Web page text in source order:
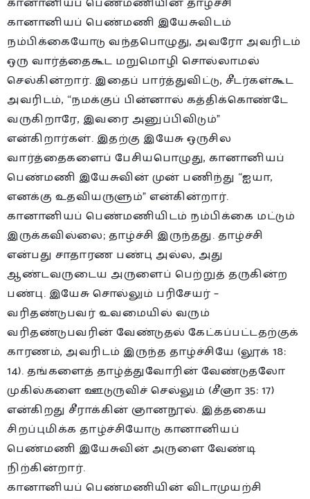
கானானியப் பெண்மணி இயேசுவிடம்
நம்பிக்கையோடு வந்தபொழுது, அவரோ அவரிடம்
ஒரு வார்த்தைகூட மறுமொழி சொல்லாமல்
செல்கின்றார். இதைப் பார்த்துவிட்டு, சீடர்கள்கூட
அவரிடம், “நமக்குப் பின்னால் கத்திக்கொண்டே
வருகிறாரே, இவரை அனுப்பிவிடும்”
என்கிறார்கள். இதற்கு இயேசு ஒருசில
வார்த்தைகளைப் பேசியபொழுது, கானானியப்
பெண்மணி இயேசுவின் முன் பணிந்து “ஐயா,
எனக்கு உதவியருளும்” என்கின்றார்.
கானானியப் பெண்மணியிடம் நம்பிக்கை மட்டும்
இருக்கவில்லை; தாழ்ச்சி இருந்தது. தாழ்ச்சி
என்பது சாதாரண பண்பு அல்ல, அது
ஆண்டவருடைய அருளைப் பெற்றுத் தருகின்ற
பண்பு. இயேசு சொல்லும் பரிசேயர் –
வரிதண்டுபவர் உவமையில் வரும்
வரிதண்டுபவரின் வேண்டுதல் கேட்கப்பட்டதற்குக்
காரணம், அவரிடம் இருந்த தாழ்ச்சியே (லூக் 18:
14). தங்களைத் தாழ்த்துவோரின் வேண்டுதலோ
முகில்களை ஊடுருவிச் செல்லும் (சீஞா 35: 17)
என்கிறது சீராக்கின் ஞானநூல். இத்தகைய
சிறப்புமிக்க தாழ்ச்சியோடு கானானியப்
பெண்மணி இயேசுவின் அருளை வேண்டி
நிற்கின்றார்.
கானானியப் பெண்மணியின் விடாமுயற்சி